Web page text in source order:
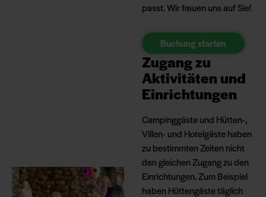
passt. Wir freuen uns auf Sie!
Buchung starten
Zugang zu
Aktivitäten und
Einrichtungen
Campinggäste und Hütten-,
Villen- und Hotelgäste haben
zu bestimmten Zeiten nicht
den gleichen Zugang zu den
Einrichtungen. Zum Beispiel
haben Hüttengäste täglich